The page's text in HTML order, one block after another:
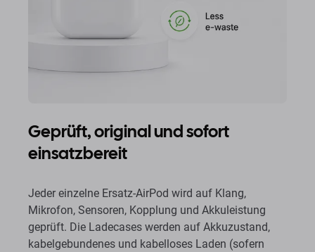
Geprüft, original und sofort
einsatzbereit
Jeder einzelne Ersatz-AirPod wird auf Klang,
Mikrofon, Sensoren, Kopplung und Akkuleistung
geprüft. Die Ladecases werden auf Akkuzustand,
kabelgebundenes und kabelloses Laden (sofern